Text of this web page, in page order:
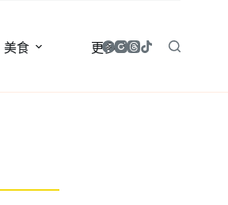
美食 更多